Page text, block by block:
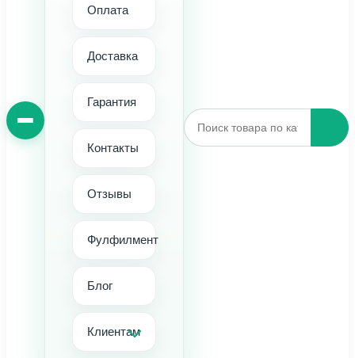
Оплата
Доставка
Гарантия
Контакты
Отзывы
Фулфилмент
Блог
Клиентам